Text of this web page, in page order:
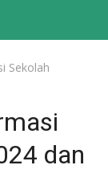
Sekolah
dan